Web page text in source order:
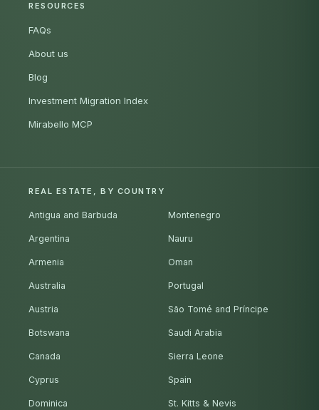
RESOURCES
FAQs
About us
Blog
Investment Migration Index
Mirabello MCP
REAL ESTATE, BY COUNTRY
Antigua and Barbuda
Argentina
Armenia
Australia
Austria
Botswana
Canada
Cyprus
Dominica
Montenegro
Nauru
Oman
Portugal
São Tomé and Príncipe
Saudi Arabia
Sierra Leone
Spain
St. Kitts & Nevis